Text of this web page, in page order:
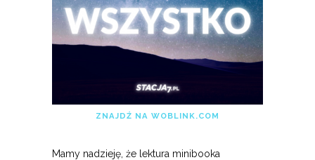
ZNAJDŹ NA WOBLINK.COM
Mamy nadzieję, że lektura minibooka